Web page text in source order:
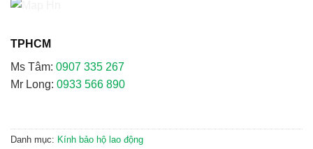
TPHCM
Ms Tâm: 0907 335 267
Mr Long: 0933 566 890
Danh mục: Kính bảo hộ lao động